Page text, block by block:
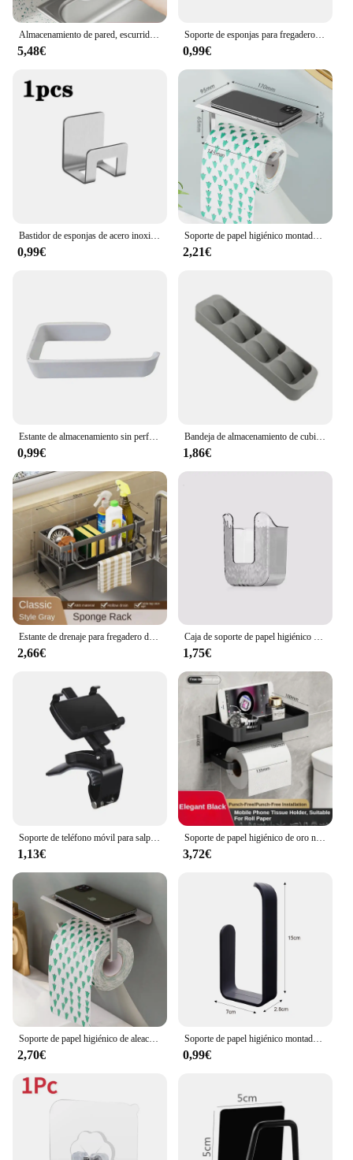
5,48€
Soporte de esponjas para fregadero de cocina de acero inoxidable, escurridor autoadhesivo, estante de secado, ganchos de pared para el hogar, organizador de almacenamiento, 1-6 uds.
0,99€
0,99€
Soporte de papel higiénico montado en la pared, soporte de papel higiénico de aleación de aluminio, estante de pañuelos, soporte de papel higiénico, accesorios de baño
2,21€
0,99€
Bandeja de almacenamiento de cubiertos para cajón de cocina, soporte para cuchillos, cuchara, tenedores, organizador de vajilla, contenedor para botellas de especias, estante de bloque para cuchillos
1,86€
Estante de drenaje para fregadero de cocina, organizador de plástico ABS, autodrenaje, soporte para esponja y jabón, toallero, cesta de filtro
2,66€
Caja de soporte de papel higiénico sin perforaciones, almacenamiento impermeable, estante de almacenamiento de papel higiénico, toalla de papel, caja de almacenamiento de baño de cocina
1,75€
Soporte de teléfono móvil para salpicadero de coche, Clip giratorio de 360 grados, adecuado para Smartphone
1,13€
Soporte de papel higiénico de oro negro, soporte de pared para baño, soporte de papel multifunción para teléfono, estante, rollo de toalla, accesorios
3,72€
Soporte de papel higiénico de aleación de aluminio, montaje en pared para baño, soporte para teléfono de papel WC, estante, rollo de toalla, accesorios
2,70€
Soporte de papel higiénico montado en la pared, rollo de toalla de tejido sin perforación, toallero de baño, accesorios de baño, Material plástico, 1 unidad
0,99€